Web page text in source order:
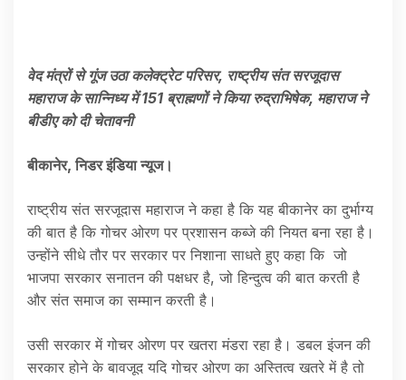
वेद मंत्रों से गूंज उठा कलेक्ट्रेट परिसर, राष्ट्रीय संत सरजूदास
महाराज के सान्निध्य में 151 ब्राह्मणों ने किया रुद्राभिषेक, महाराज ने
बीडीए को दी चेतावनी
बीकानेर, निडर इंडिया न्यूज।
राष्ट्रीय संत सरजूदास महाराज ने कहा है कि यह बीकानेर का दुर्भाग्य
की बात है कि गोचर ओरण पर प्रशासन कब्जे की नियत बना रहा है।
उन्होंने सीधे तौर पर सरकार पर निशाना साधते हुए कहा कि जो
भाजपा सरकार सनातन की पक्षधर है, जो हिन्दुत्व की बात करती है
और संत समाज का सम्मान करती है।
उसी सरकार में गोचर ओरण पर खतरा मंडरा रहा है। डबल इंजन की
सरकार होने के बावजूद यदि गोचर ओरण का अस्तित्व खतरे में है तो